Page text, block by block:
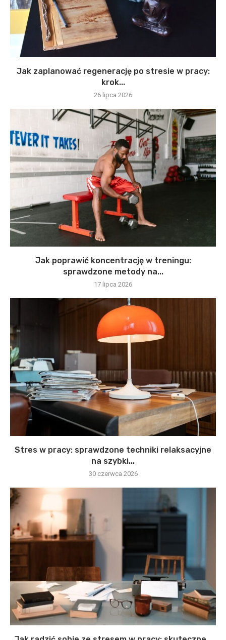
Jak zaplanować regenerację po stresie w pracy:
krok...
26 lipca 2026
Jak poprawić koncentrację w treningu:
sprawdzone metody na...
17 lipca 2026
Stres w pracy: sprawdzone techniki relaksacyjne
na szybki...
30 czerwca 2026